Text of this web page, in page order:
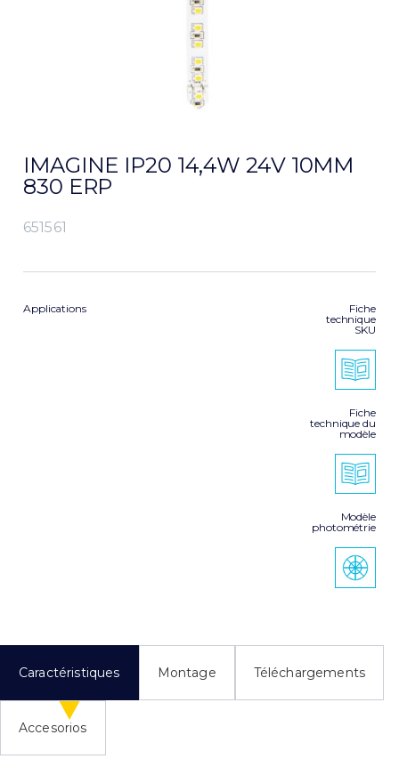
IMAGINE IP20 14,4W 24V 10MM
830 ERP
651561
Applications
Fiche
technique
SKU
Fiche
technique du
modèle
Modèle
photométrie
Caractéristiques Montage Téléchargements
Accesorios